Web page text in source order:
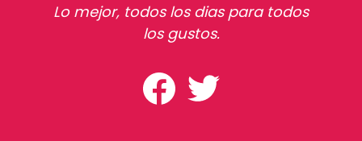
Lo mejor, todos los dias para todos
los gustos.